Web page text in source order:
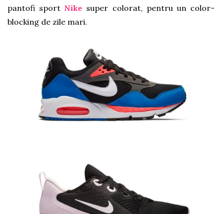
pantofi sport Nike super colorat, pentru un color-
blocking de zile mari.